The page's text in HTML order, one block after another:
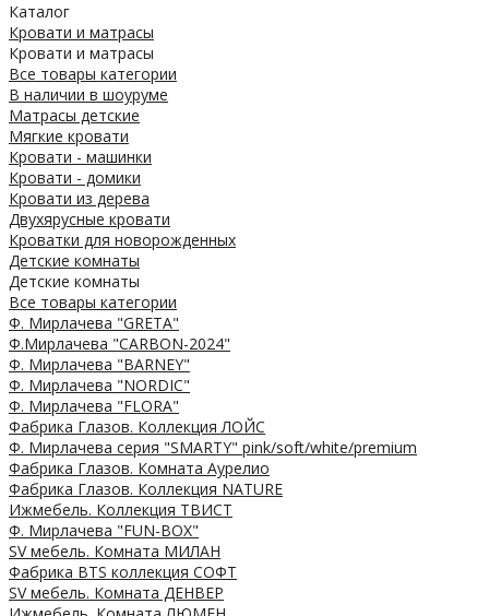
Каталог
Кровати и матрасы
Кровати и матрасы
Все товары категории
В наличии в шоуруме
Матрасы детские
Мягкие кровати
Кровати - машинки
Кровати - домики
Кровати из дерева
Двухярусные кровати
Кроватки для новорожденных
Детские комнаты
Детские комнаты
Все товары категории
Ф. Мирлачева "GRETA"
Ф.Мирлачева "CARBON-2024"
Ф. Мирлачева "BARNEY"
Ф. Мирлачева "NORDIC"
Ф. Мирлачева "FLORA"
Фабрика Глазов. Коллекция ЛОЙС
Ф. Мирлачева серия "SMARTY" pink/soft/white/premium
Фабрика Глазов. Комната Аурелио
Фабрика Глазов. Коллекция NATURE
Ижмебель. Коллекция ТВИСТ
Ф. Мирлачева "FUN-BOX"
SV мебель. Комната МИЛАН
Фабрика BTS коллекция СОФТ
SV мебель. Комната ДЕНВЕР